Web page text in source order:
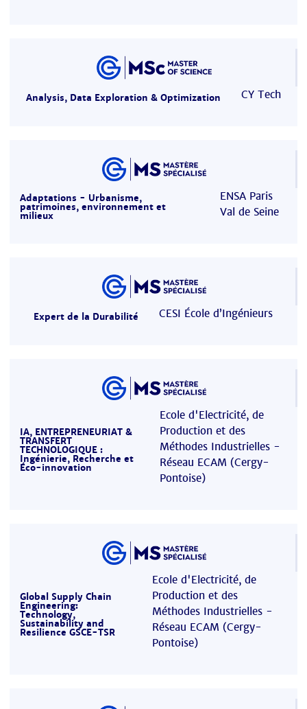
Analysis, Data Exploration & Optimization CY Tech
Adaptations - Urbanisme,
patrimoines, environnement et
milieux
ENSA Paris
Val de Seine
Expert de la Durabilité CESI École d’Ingénieurs
IA, ENTREPRENEURIAT &
TRANSFERT
TECHNOLOGIQUE :
Ingénierie, Recherche et
Éco-innovation
Ecole d'Electricité, de
Production et des
Méthodes Industrielles -
Réseau ECAM (Cergy-
Pontoise)
Global Supply Chain
Engineering:
Technology,
Sustainability and
Resilience GSCE-TSR
Ecole d'Electricité, de
Production et des
Méthodes Industrielles -
Réseau ECAM (Cergy-
Pontoise)